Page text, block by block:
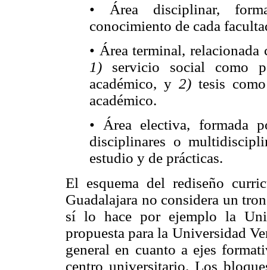
• Área disciplinar,
conocimiento de cada
• Área terminal,
1) servicio social como
académico, y2) tesis
académico.
• Área electiva, formada
disciplinares o
estudio y de prácticas.
El esquema del rediseño
Guadalajara no considera un
sí lo hace por ejemplo la
propuesta para la Universidad
general en cuanto a ejes
centro universitario. Los